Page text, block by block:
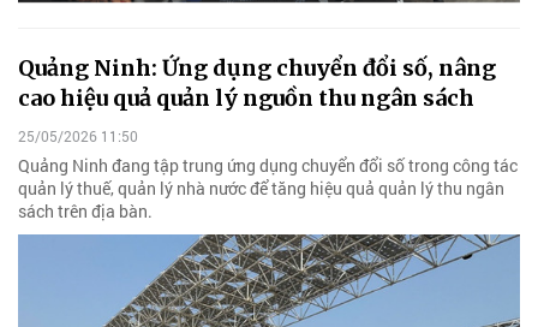
Quảng Ninh: Ứng dụng chuyển đổi số, nâng
cao hiệu quả quản lý nguồn thu ngân sách
25/05/2026 11:50
Quảng Ninh đang tập trung ứng dụng chuyển đổi số trong công tác
quản lý thuế, quản lý nhà nước để tăng hiệu quả quản lý thu ngân
sách trên địa bàn.